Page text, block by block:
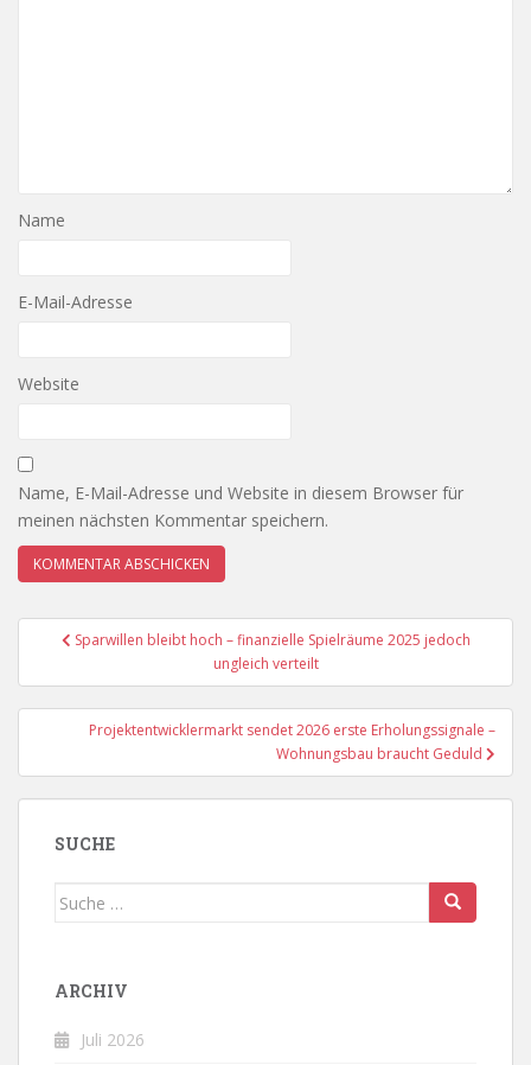
Name
E-Mail-Adresse
Website
Name, E-Mail-Adresse und Website in diesem Browser für
meinen nächsten Kommentar speichern.
Beitragsnavigation
Sparwillen bleibt hoch – finanzielle Spielräume 2025 jedoch
ungleich verteilt
Projektentwicklermarkt sendet 2026 erste Erholungssignale –
Wohnungsbau braucht Geduld
SUCHE
Suche
ARCHIV
Juli 2026